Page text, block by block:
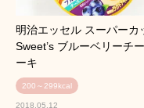
明治エッセル スーパーカ
Sweet’s ブルーベリーチ
ーキ
200～299kcal
2018.05.12